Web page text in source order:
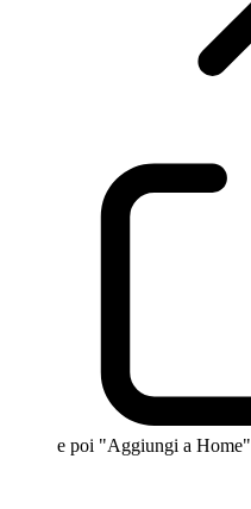
e poi "Aggiungi a Home"